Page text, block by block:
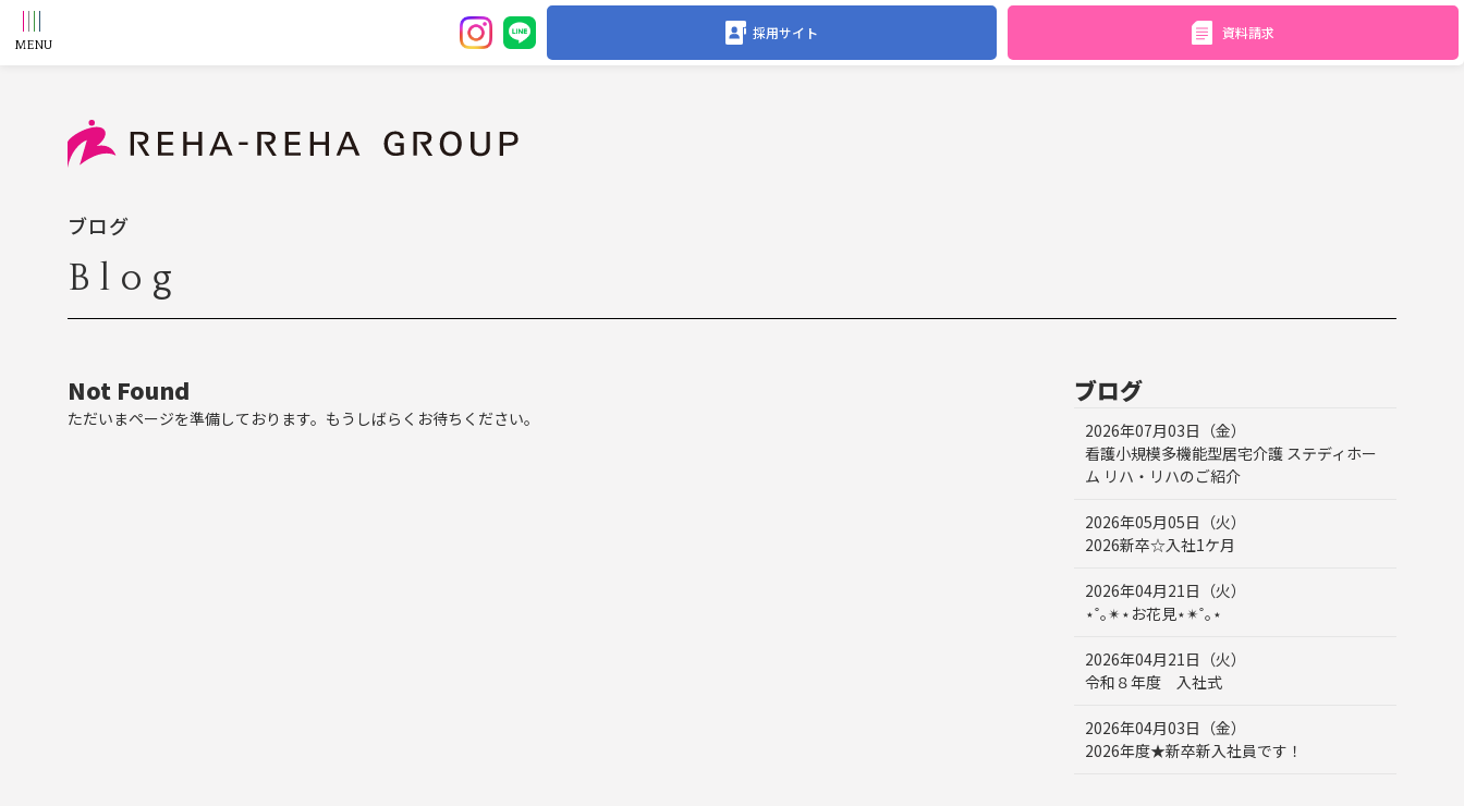
採用サイト 資料請求
ブログ
Blog
Not Found
ただいまページを準備しております。もうしばらくお待ちください。
ブログ
2026年07月03日（金）
看護小規模多機能型居宅介護 ステディホー
ム リハ・リハのご紹介
2026年05月05日（火）
2026新卒☆入社1ケ月
2026年04月21日（火）
⋆˚｡✴︎⋆お花見⋆✴︎˚｡⋆
2026年04月21日（火）
令和８年度 入社式
2026年04月03日（金）
2026年度★新卒新入社員です！